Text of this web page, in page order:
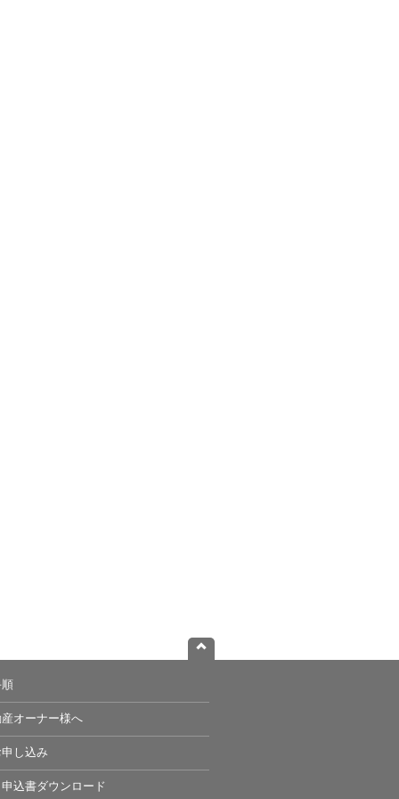
オーナー様へ
し込み
込書ダウンロード